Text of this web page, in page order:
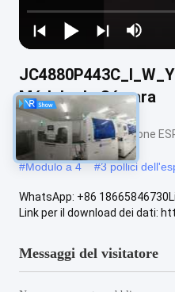
Módulo de Cámara
Modulo dell'esposizione
#Modulo a 4 #3 pollici
WhatsApp: +86
Link per il download dei dati:
Messaggi del visitatore